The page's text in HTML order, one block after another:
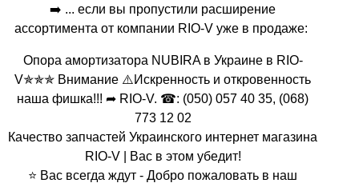
➡️ ... если вы пропустили расширение
ассортимента от компании RIO-V уже в продаже:
Опора амортизатора NUBIRA в Украине в RIO-
V✯✯✯ Внимание ⚠️Искренность и откровенность
наша фишка!!! ➦ RIO-V. ☎: (050) 057 40 35, (068)
773 12 02
Качество запчастей Украинского интернет магазина
RIO-V | Вас в этом убедит!
⭐ Вас всегда ждут - Добро пожаловать в наш